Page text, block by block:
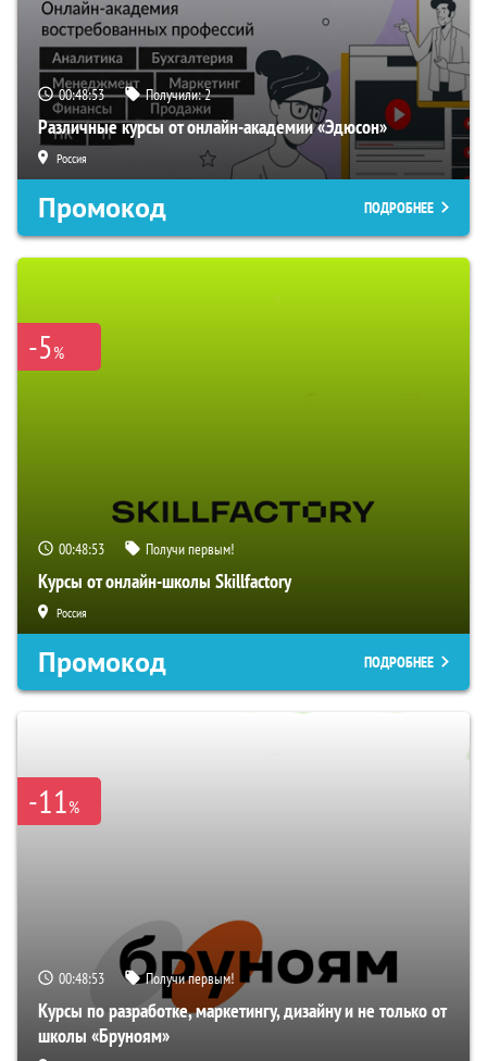
00:48:52 Получили:2
Различные курсы от онлайн-академии «Эдюсон»
Россия
Промокод ПОДРОБНЕЕ
-5%
00:48:52 Получи первым!
Курсы от онлайн-школы Skillfactory
Россия
Промокод ПОДРОБНЕЕ
-11%
00:48:52 Получи первым!
Курсы по разработке, маркетингу, дизайну и не только от
школы «Бруноям»